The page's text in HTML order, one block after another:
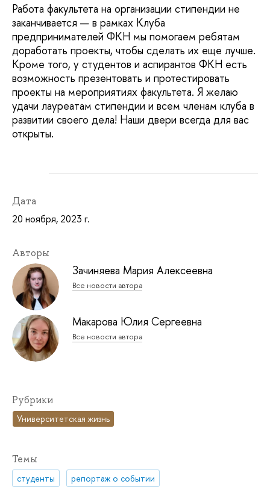
Работа факультета на организации стипендии не
заканчивается — в рамках Клуба
предпринимателей ФКН мы помогаем ребятам
доработать проекты, чтобы сделать их еще лучше.
Кроме того, у студентов и аспирантов ФКН есть
возможность презентовать и протестировать
проекты на мероприятиях факультета. Я желаю
удачи лауреатам стипендии и всем членам клуба в
развитии своего дела! Наши двери всегда для вас
открыты.
Дата
20 ноября, 2023 г.
Авторы
Зачиняева Мария Алексеевна
Все новости автора
Макарова Юлия Сергеевна
Все новости автора
Рубрики
Университетская жизнь
Темы
студенты репортаж о событии